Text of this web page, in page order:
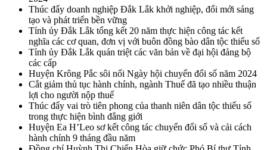
Thúc đẩy doanh nghiệp Đắk Lắk khởi nghiệp, đổi mới sáng
tạo và phát triển bền vững
Tỉnh ủy Đắk Lắk tổng kết 20 năm thực hiện công tác kết
nghĩa các cơ quan, đơn vị với buôn đồng bào dân tộc thiểu số
Tỉnh ủy Đắk Lắk quán triệt các văn bản về đại hội đảng bộ
các cấp
Huyện Krông Pắc sôi nổi Ngày hội chuyển đổi số năm 2024
Cắt giảm thủ tục hành chính, ngành Thuế đã tạo nhiều thuận
lợi cho người nộp thuế
Thúc đẩy vai trò tiên phong của thanh niên dân tộc thiểu số
trong thực hiện bình đẳng giới
Huyện Ea H’Leo sơ kết công tác chuyển đổi số và cải cách
hành chính 9 tháng đầu năm